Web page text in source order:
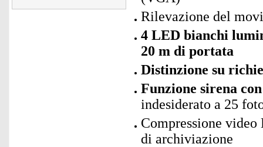
Rilevazione del
4 LED bianchi
20 m di portata
Distinzione su
Funzione sirena
indesiderato a 25
Compressione
di archiviazione